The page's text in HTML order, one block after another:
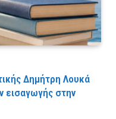
Δημήτρη Λουκά
εισαγωγής στην